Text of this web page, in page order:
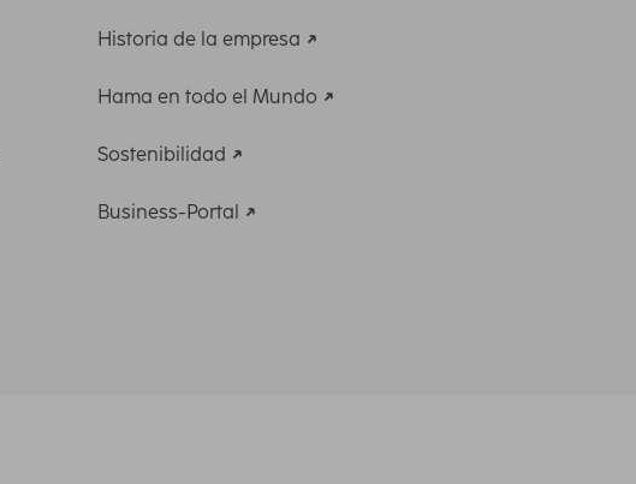
Historia de la empresa
Hama en todo el Mundo
Sostenibilidad
Business-Portal